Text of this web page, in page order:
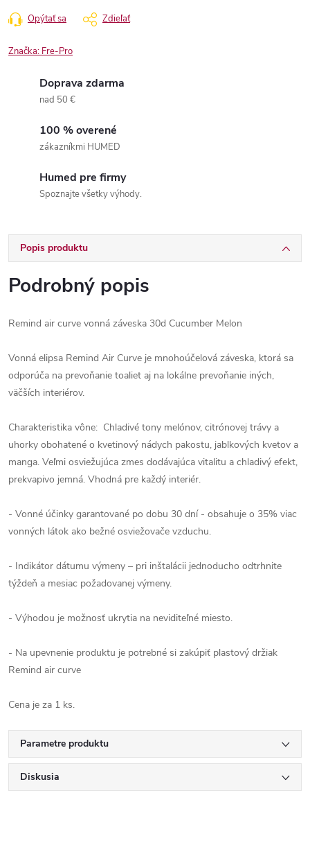
Opýtať sa Zdieľať
Značka: Fre-Pro
Doprava zdarma
nad 50 €
100 % overené
zákazníkmi HUMED
Humed pre firmy
Spoznajte všetky výhody.
Popis produktu
Podrobný popis
Remind air curve vonná záveska 30d Cucumber Melon
Vonná elipsa Remind Air Curve je mnohoúčelová záveska, ktorá sa
odporúča na prevoňanie toaliet aj na lokálne prevoňanie iných,
väčších interiérov.
Charakteristika vône: Chladivé tony melónov, citrónovej trávy a
uhorky obohatené o kvetinový nádych pakostu, jablkových kvetov a
manga. Veľmi osviežujúca zmes dodávajúca vitalitu a chladivý efekt,
prekvapivo jemná. Vhodná pre každý interiér.
- Vonné účinky garantované po dobu 30 dní - obsahuje o 35% viac
vonných látok ako bežné osviežovače vzduchu.
- Indikátor dátumu výmeny – pri inštalácii jednoducho odtrhnite
týždeň a mesiac požadovanej výmeny.
- Výhodou je možnosť ukrytia na neviditeľné miesto.
- Na upevnenie produktu je potrebné si zakúpiť plastový držiak
Remind air curve
Cena je za 1 ks.
Parametre produktu
Diskusia